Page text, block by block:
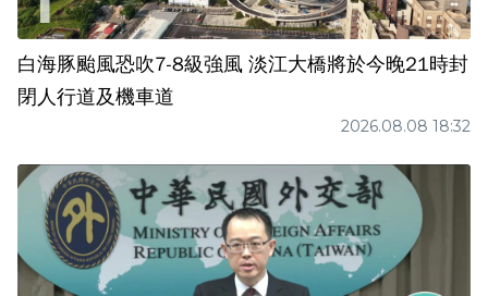
白海豚颱風恐吹7-8級強風 淡江大橋將於今晚21時封
閉人行道及機車道
2026.08.08 18:32